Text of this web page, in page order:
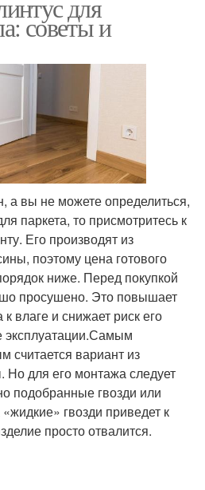
для
советы и
а вы не можете определиться,
паркета, то присмотритесь к
Его производят из
поэтому цена готового
ниже. Перед покупкой
просушено. Это повышает
влаге и снижает риск его
считается вариант из
Но для его монтажа следует
подобранные гвозди или
гвозди приведет к
просто отвалится.